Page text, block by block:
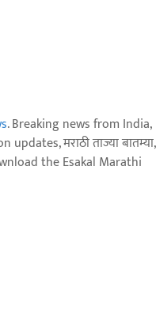
. Breaking news from India,
मराठी ताज्या बातम्या,
the Esakal Marathi